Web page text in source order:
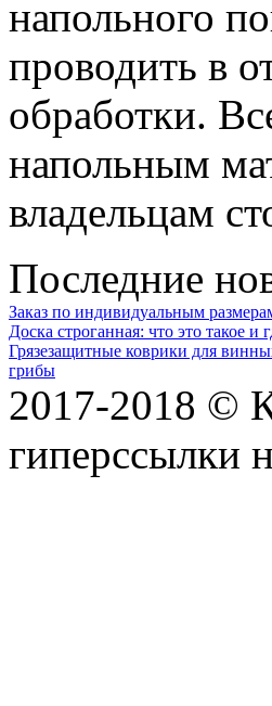
напольного
проводить в
обработки.
напольным
владельцам
Последние
Заказ по индивидуальным
Доска строганная: что это такое и
Грязезащитные коврики для
грибы
2017-2018 ©
гиперссылки